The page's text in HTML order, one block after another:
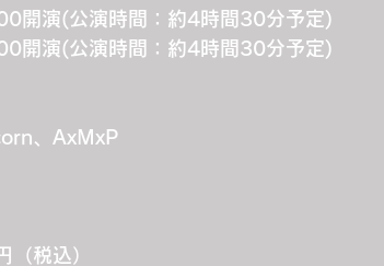
開演(公演時間：約4時間30分予定)
開演(公演時間：約4時間30分予定)
、AxMxP
税込）